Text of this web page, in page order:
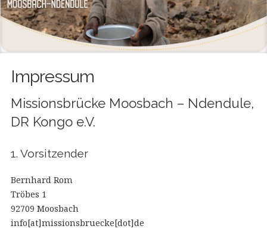
Impressum
Missionsbrücke Moosbach – Ndendule,
DR Kongo e.V.
1. Vorsitzender
Bernhard Rom
Tröbes 1
92709 Moosbach
info[at]missionsbruecke[dot]de